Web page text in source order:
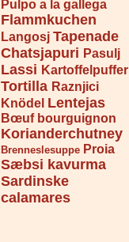
Pulpo a la gallega
Flammkuchen
Langosj Tapenade
Chatsjapuri Pasulj
Lassi Kartoffelpuffer
Tortilla Raznjici
Knödel Lentejas
Bœuf bourguignon
Korianderchutney
Brenneslesuppe Proia
Sæbsi kavurma
Sardinske
calamares